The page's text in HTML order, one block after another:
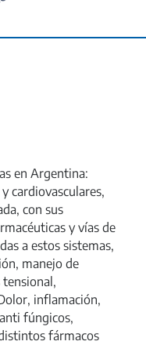
en Argentina:
cardiovasculares,
con sus
y vías de
a estos sistemas,
manejo de
tensional,
inflamación,
fúngicos,
fármacos